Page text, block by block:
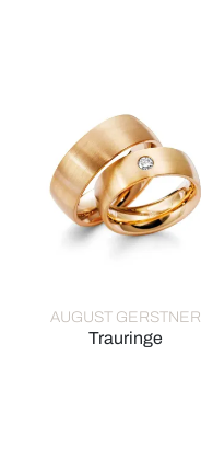
AUGUST GERSTNER
Trauringe